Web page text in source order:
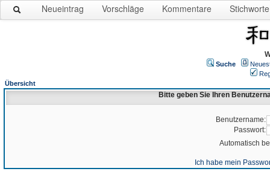
Neueintrag Vorschläge Kommentare Stichworte
Suche
Übersicht
Bitte geben Sie Ihren
Benutzername:
Passwort:
Automatisch
Ich habe mein